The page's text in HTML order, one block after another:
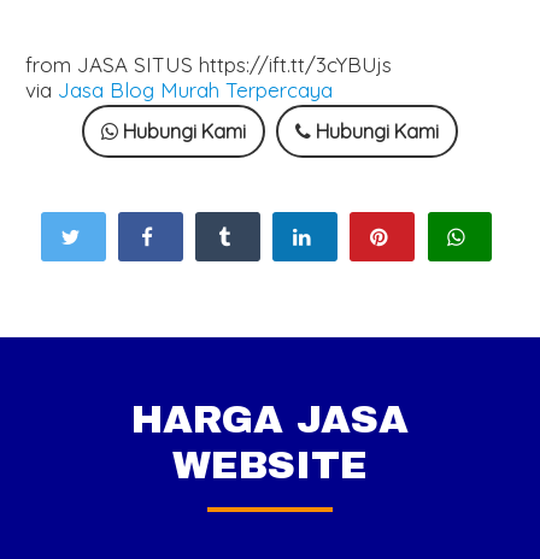
from JASA SITUS https://ift.tt/3cYBUjs
via Jasa Blog Murah Terpercaya
Hubungi Kami Hubungi Kami
HARGA JASA
WEBSITE